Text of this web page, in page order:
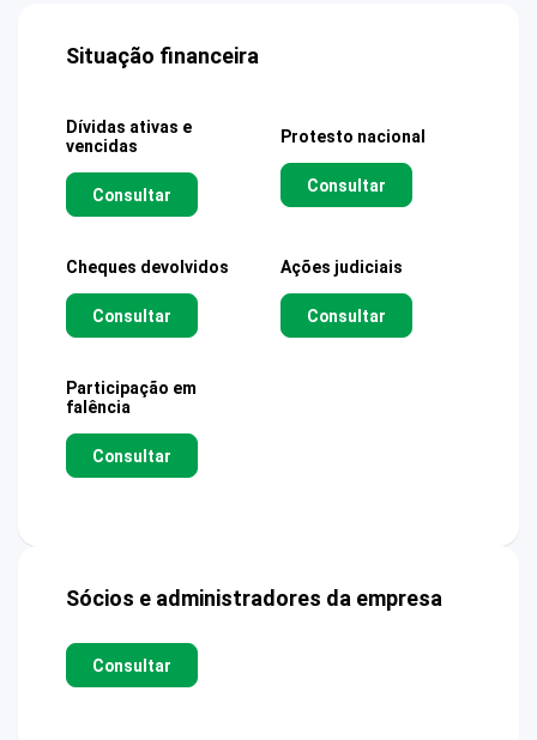
Situação financeira
Dívidas ativas e
vencidas
Consultar
Protesto nacional
Consultar
Cheques devolvidos
Consultar
Ações judiciais
Consultar
Participação em
falência
Consultar
Sócios e administradores da empresa
Consultar